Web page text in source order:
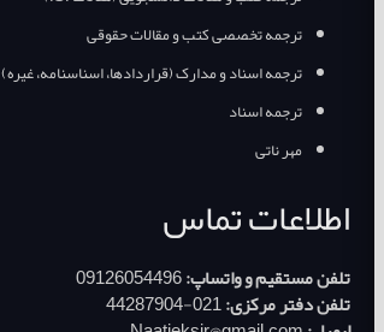
ترجمه تخصصی کتب و مقالات حقوقی
ترجمه اسناد و مدارک (قراردادها، اسناسنامه، غیره)
ترجمه اسناد
مهر ناتی
اطلاعات تماس
تلفن مستقیم و واتساپ:09126054496
تلفن دفتر مرکزی: